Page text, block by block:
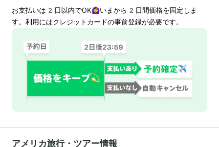
お支払いは 2 日以内でOK🙆‍♀️いまから 2 日間価格を固定しま
す。利用にはクレジットカードの事前登録が必要です。
アメリカ旅行・ツアー情報